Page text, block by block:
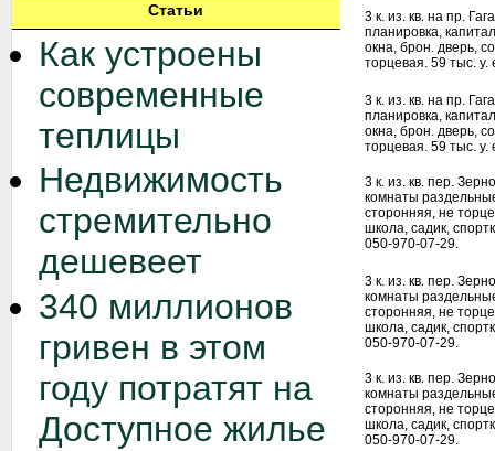
Статьи
Как устроены
современные
теплицы
Недвижимость
стремительно
дешевеет
340 миллионов
гривен в этом
году потратят на
Доступное жилье
3 к. из. кв. на пр.
планировка,
окна, брон. дверь,
торцевая. 59 тыс. у.
3 к. из. кв. на пр.
планировка,
окна, брон. дверь,
торцевая. 59 тыс. у.
3 к. из. кв. пер.
комнаты
сторонняя, не
школа, садик,
050-970-07-29.
3 к. из. кв. пер.
комнаты
сторонняя, не
школа, садик,
050-970-07-29.
3 к. из. кв. пер.
комнаты
сторонняя, не
школа, садик,
050-970-07-29.